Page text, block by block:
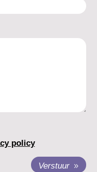
policy
Verstuur